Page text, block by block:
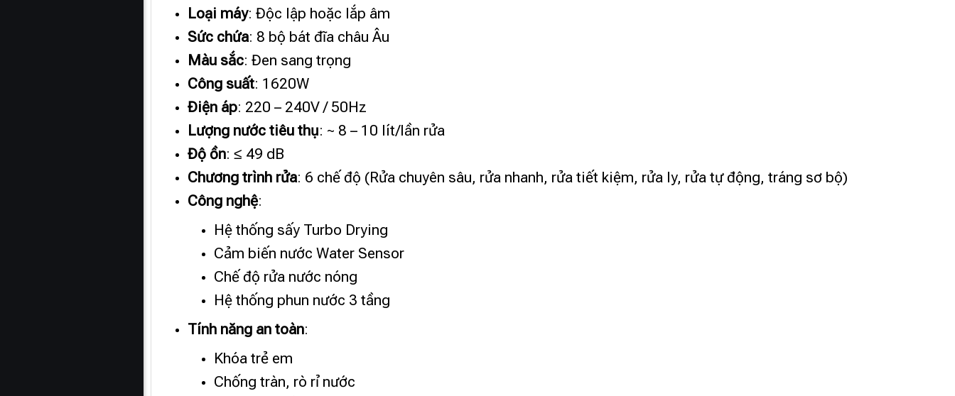
Loại máy: Độc lập hoặc lắp âm
Sức chứa: 8 bộ bát đĩa châu Âu
Màu sắc: Đen sang trọng
Công suất: 1620W
Điện áp: 220 – 240V / 50Hz
Lượng nước tiêu thụ: ~ 8 – 10 lít/lần rửa
Độ ồn: ≤ 49 dB
Chương trình rửa: 6 chế độ (Rửa chuyên sâu, rửa nhanh, rửa tiết kiệm, rửa ly, rửa tự động, tráng sơ bộ)
Công nghệ:
Hệ thống sấy Turbo Drying
Cảm biến nước Water Sensor
Chế độ rửa nước nóng
Hệ thống phun nước 3 tầng
Tính năng an toàn:
Khóa trẻ em
Chống tràn, rò rỉ nước